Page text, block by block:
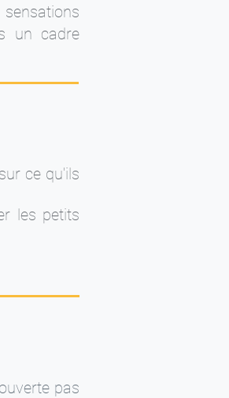
un cadre
ce qu'ils
les petits
pas